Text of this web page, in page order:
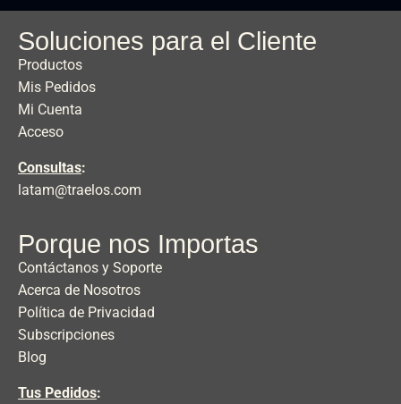
Soluciones para el Cliente
Productos
Mis Pedidos
Mi Cuenta
Acceso
Consultas:
latam@traelos.com
Porque nos Importas
Contáctanos y Soporte
Acerca de Nosotros
Política de Privacidad
Subscripciones
Blog
Tus Pedidos: